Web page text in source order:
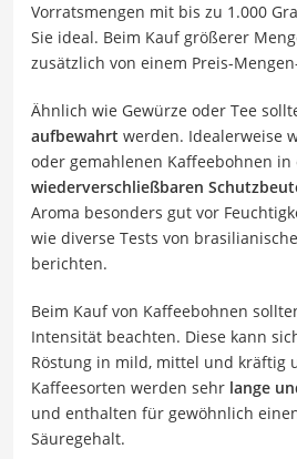
Vorratsmengen mit bis zu 1.000
Sie ideal. Beim Kauf größerer
zusätzlich von einem Preis-
Ähnlich wie Gewürze oder Tee
aufbewahrt werden. Idealerweise
oder gemahlenen Kaffeebohnen in
wiederverschließbaren
Aroma besonders gut vor
wie diverse Tests von
berichten.
Beim Kauf von Kaffeebohnen
Intensität beachten. Diese kann
Röstung in mild, mittel und kräftig
Kaffeesorten werden sehr lange
und enthalten für gewöhnlich
Säuregehalt.